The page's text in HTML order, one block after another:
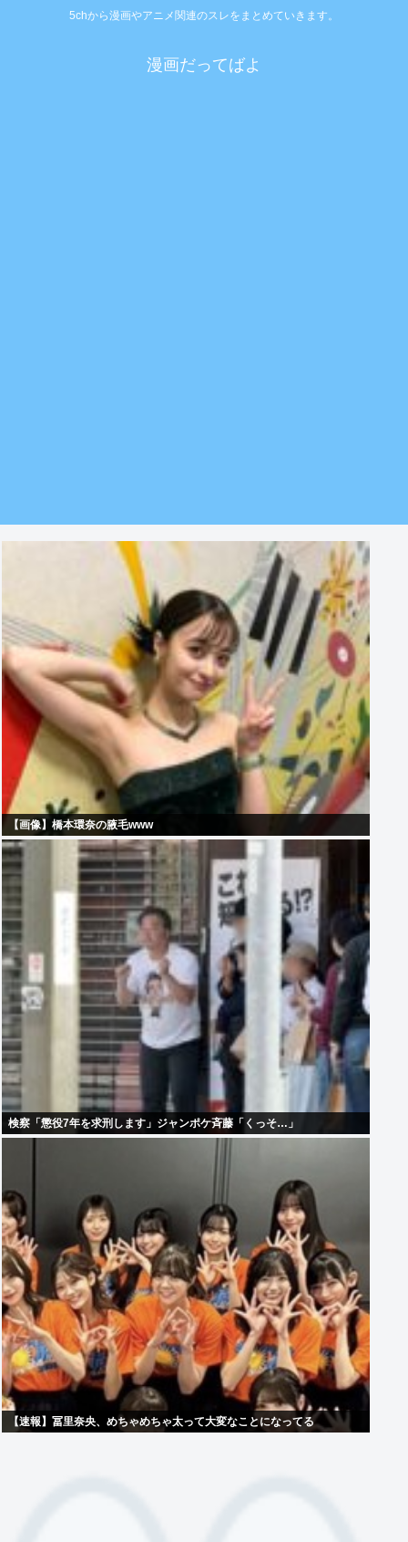
5chから漫画やアニメ関連のスレをまとめていきます。
漫画だってばよ
【画像】橋本環奈の腋毛www
検察「懲役7年を求刑します」ジャンポケ斉藤「くっそ…」
【速報】冨里奈央、めちゃめちゃ太って大変なことになってる